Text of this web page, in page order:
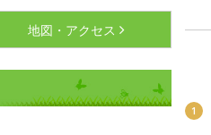
地図・アクセス
1